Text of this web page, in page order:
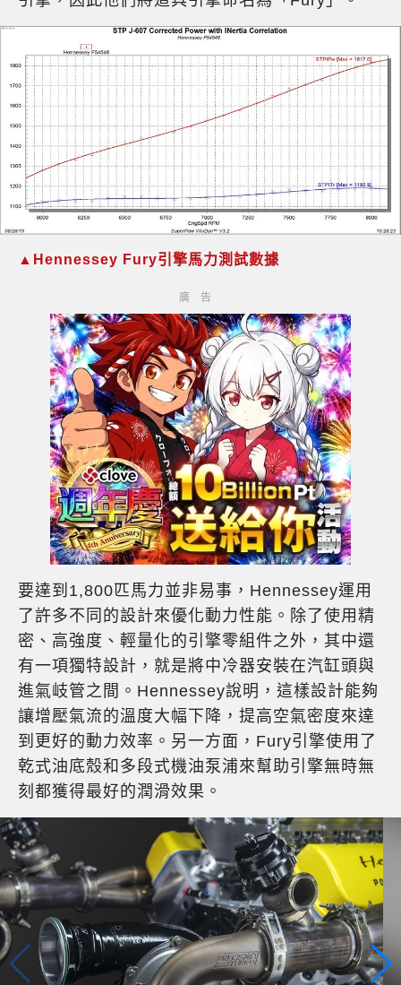
▲Hennessey Fury引擎馬力測試數據
要達到1,800匹馬力並非易事，Hennessey運用
了許多不同的設計來優化動力性能。除了使用精
密、高強度、輕量化的引擎零組件之外，其中還
有一項獨特設計，就是將中冷器安裝在汽缸頭與
進氣岐管之間。Hennessey說明，這樣設計能夠
讓增壓氣流的溫度大幅下降，提高空氣密度來達
到更好的動力效率。另一方面，Fury引擎使用了
乾式油底殼和多段式機油泵浦來幫助引擎無時無
刻都獲得最好的潤滑效果。